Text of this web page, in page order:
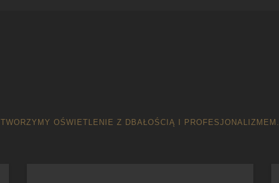
TWORZYMY OŚWIETLENIE Z DBAŁOŚCIĄ I PROFESJONALIZMEM.